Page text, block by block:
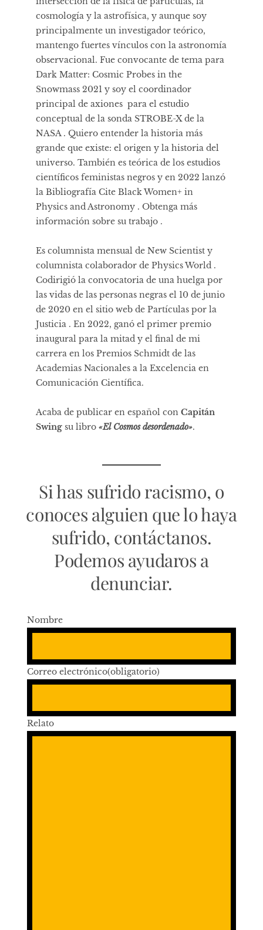
cosmología y la astrofísica, y aunque soy
principalmente un investigador teórico,
mantengo fuertes vínculos con la astronomía
observacional. Fue convocante de tema para
Dark Matter: Cosmic Probes in the
Snowmass 2021 y soy el coordinador
principalde axiones para el estudio
conceptual de la sonda STROBE-X de la
NASA . Quiero entender la historia más
grande que existe: el origen y la historia del
universo. También es teórica de los estudios
científicos feministas negros y en 2022 lanzó
laBibliografía Cite Black Women+ in
Physics and Astronomy . Obtenga más
información sobre su trabajo .
Es columnista mensual deNew Scientist y
columnista colaborador dePhysics World .
Codirigió la convocatoria de una huelga por
las vidas de las personas negras el 10 de junio
de 2020 en el sitio web de Partículas por la
Justicia . En 2022, ganó elprimer premio
inaugural para la mitad y el final de mi
carrera en los Premios Schmidt de las
Academias Nacionales a la Excelencia en
Comunicación Científica.
Acaba de publicar en español conCapitán
Swing su libro«El Cosmos desordenado».
Si has sufrido racismo, o
conoces alguien que lo haya
sufrido, contáctanos.
Podemos ayudaros a
denunciar.
Nombre
Correo electrónico(obligatorio)
Relato